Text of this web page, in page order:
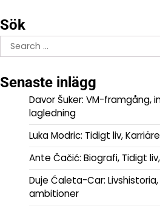
Sök
Search
for:
Senaste inlägg
Davor Šuker: VM-framgång,
lagledning
Luka Modric: Tidigt liv,
Ante Čačić: Biografi, Tidigt
Duje Ćaleta-Car:
ambitioner